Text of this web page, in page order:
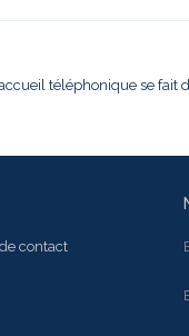
téléphonique se fait
contact